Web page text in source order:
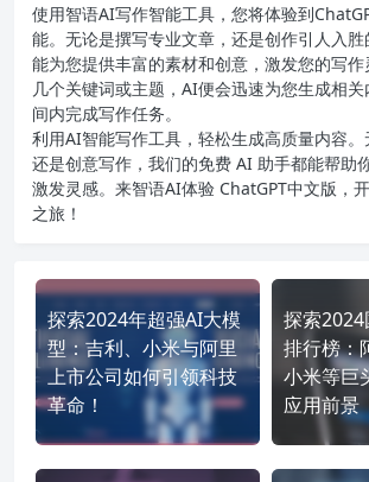
使用智语AI写作智能工具，您将体验到
能。无论是撰写专业文章，还是创作引人入
能为您提供丰富的素材和创意，激发您的写
几个关键词或主题，AI便会迅速为您生成相
间内完成写作任务。
利用AI智能写作工具，轻松生成高质量内容
还是创意写作，我们的免费 AI 助手都能帮助
激发灵感。来智语AI体验 ChatGPT中文版 ，
之旅！
探索2024年超强AI大模
型：吉利、小米与阿里
上市公司如何引领科技
革命！
探索
排行榜：
小米等巨
应用前景